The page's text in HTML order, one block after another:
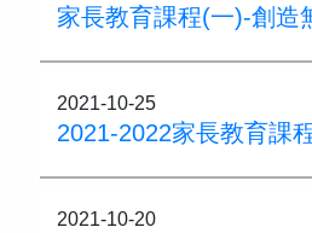
2021-10-25
2021-2022家長教育課
2021-10-20